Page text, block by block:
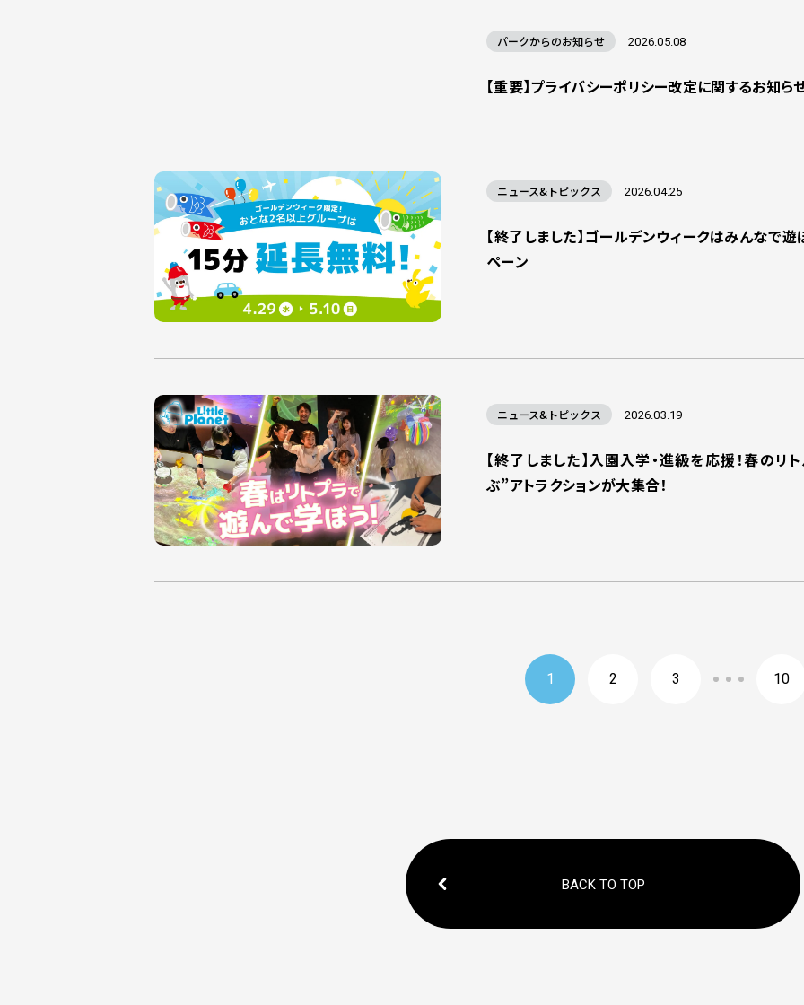
パークからのお知らせ 2026.05.08
【重要】プライバシーポリシー改定に関するお知ら
ニュース&トピックス 2026.04.25
【終了しました】ゴールデンウィークはみんなで
ペーン
ニュース&トピックス 2026.03.19
【終了しました】入園入学・進級を応援！春のリ
ぶ”アトラクションが大集合！
1 2 3 10
BACK TO TOP